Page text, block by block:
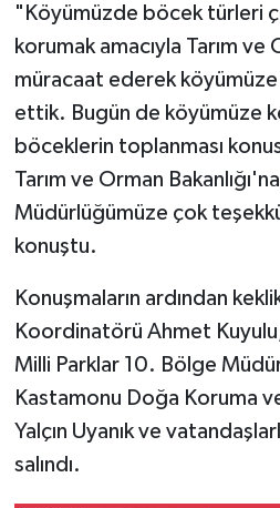
"Köyümüzde böcek türleri
korumak amacıyla Tarım ve
müracaat ederek köyümüze
ettik. Bugün de köyümüze
böceklerin toplanması
Tarım ve Orman
Müdürlüğümüze çok
konuştu.
Konuşmaların ardından
Koordinatörü Ahmet
Milli Parklar 10. Bölge
Kastamonu Doğa Koruma
Yalçın Uyanık ve
salındı.